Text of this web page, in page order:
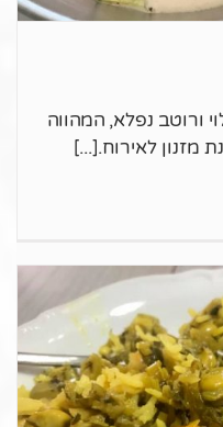
ורוטב נפלא, המהווה
לאירוח.